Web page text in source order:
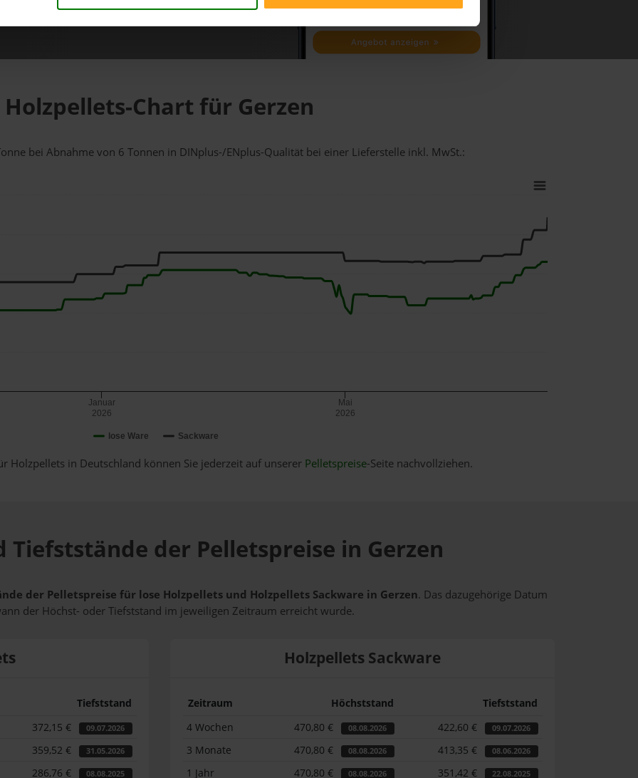
Holzpellets-Chart für Gerzen
bei Abnahmevon 6 Tonnen in DINplus-/ENplus-Qualität bei einer Lieferstelle inkl. MwSt.:
lose Ware Sackware
Januar
2026
Mai
2026
Holzpellets in Deutschland können Sie jederzeit auf unserer Pelletspreise-Seite nachvollziehen.
Tiefststände der Pelletspreise in Gerzen
der Pelletspreise für lose Holzpellets und Holzpellets Sackware in Gerzen. Das dazugehörige Datum
der Höchst- oder Tiefststand im jeweiligen Zeitraum erreicht wurde.
Tiefststand
372,15 € 09.07.2026
359,52 € 31.05.2026
286,76 € 08.08.2025
Holzpellets Sackware
Zeitraum Höchststand
Tiefststand
4 Wochen
470,80 € 08.08.2026 422,60 € 09.07.2026
3 Monate 470,80 € 08.08.2026 413,35 € 08.06.2026
1 Jahr 470,80 € 08.08.2026 351,42 € 22.08.2025